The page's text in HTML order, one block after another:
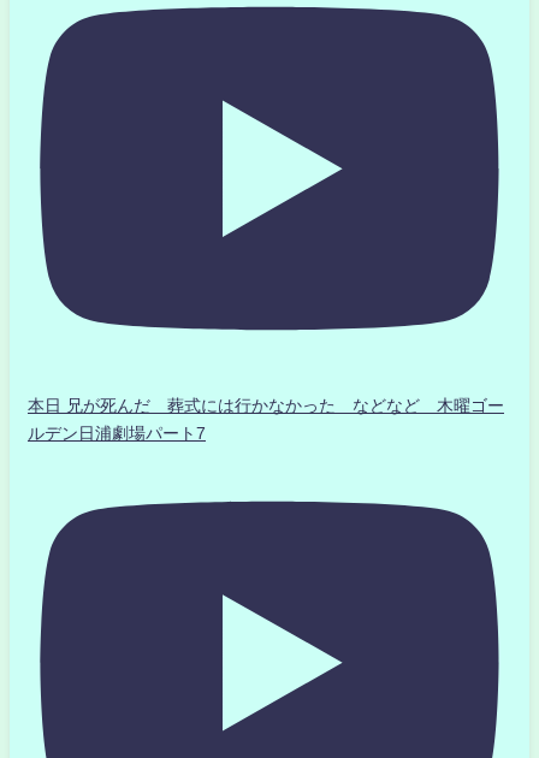
本日 兄が死んだ 葬式には行かなかった などなど 木曜ゴー
ルデン日浦劇場パート7